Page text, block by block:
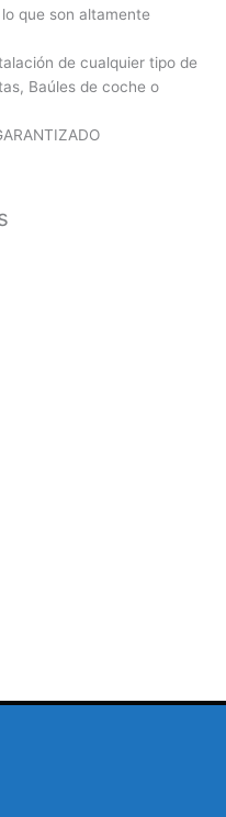
que son altamente
de cualquier tipo de
Baúles de coche o